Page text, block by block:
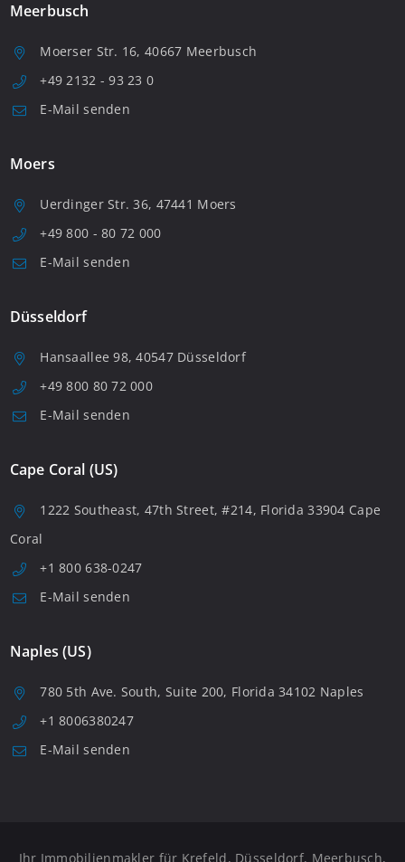
Meerbusch
Moerser Str. 16, 40667 Meerbusch
+49 2132 - 93 23 0
E-Mail senden
Moers
Uerdinger Str. 36, 47441 Moers
+49 800 - 80 72 000
E-Mail senden
Düsseldorf
Hansaallee 98, 40547 Düsseldorf
+49 800 80 72 000
E-Mail senden
Cape Coral (US)
1222 Southeast, 47th Street, #214, Florida 33904 Cape
Coral
+1 800 638-0247
E-Mail senden
Naples (US)
780 5th Ave. South, Suite 200, Florida 34102 Naples
+1 8006380247
E-Mail senden
Ihr Immobilienmakler für Krefeld, Düsseldorf, Meerbusch,